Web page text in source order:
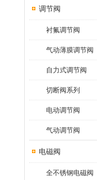
调节阀
衬氟调节阀
气动薄膜调节阀
自力式调节阀
切断阀系列
电动调节阀
气动调节阀
电磁阀
全不锈钢电磁阀